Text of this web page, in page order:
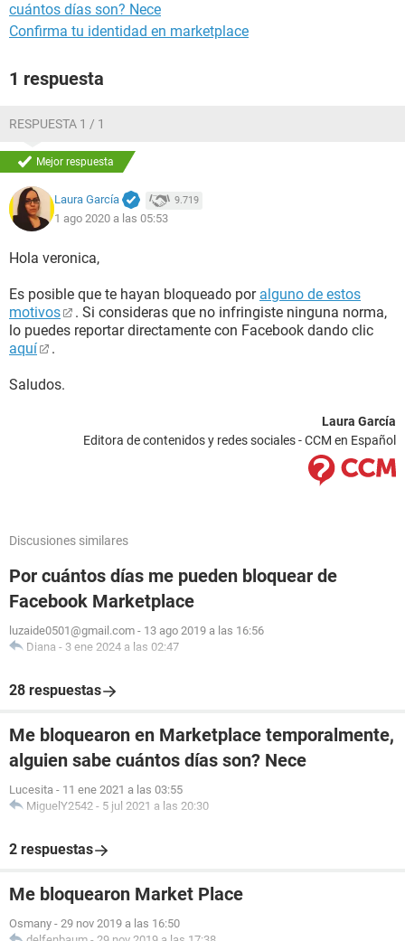
cuántos días son? Nece
Confirma tu identidad en marketplace
1 respuesta
RESPUESTA 1 / 1
Mejor respuesta
Laura García 9.719
1 ago 2020 a las 05:53
Hola veronica,
Es posible que te hayan bloqueado por alguno de estos
motivos
. Si consideras que no infringiste ninguna norma,
lo puedes reportar directamente con Facebook dando clic
aquí
.
Saludos.
Laura García
Editora de contenidos y redes sociales - CCM en Español
Discusiones similares
Por cuántos días me pueden bloquear de
Facebook Marketplace
luzaide0501@gmail.com - 13 ago 2019 a las 16:56
Diana - 3 ene 2024 a las 02:47
28 respuestas
Me bloquearon en Marketplace temporalmente,
alguien sabe cuántos días son? Nece
Lucesita - 11 ene 2021 a las 03:55
MiguelY2542 - 5 jul 2021 a las 20:30
2 respuestas
Me bloquearon Market Place
Osmany - 29 nov 2019 a las 16:50